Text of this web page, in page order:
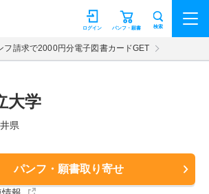
ジョン パンフ・願書
ログイン 検索
フ請求で2000円分電子図書カードGET
大学
県
パンフ・願書取り寄せ